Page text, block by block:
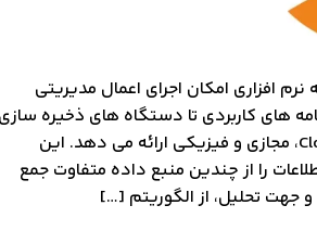
افزاری امکان اجرای اعمال مدیریتی
های کاربردی تا دستگاه های ذخیره سازی
در زیرساخت های Cloud، مجازی و فیزیکی ارائه می دهد. این
را از چندین منبع داده متفاوت جمع
جهت تحلیل، از الگوریتم […]